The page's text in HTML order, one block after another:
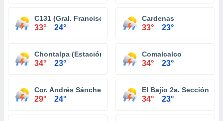
C131 (Gral. Francisco Villa)
33° 24°
Cardenas
33° 23°
Chontalpa (Estación Chontalpa)
34° 23°
Comalcalco
34° 23°
Cor. Andrés Sánchez Magallanes
29° 24°
El Bajío 2a. Sección
34° 23°